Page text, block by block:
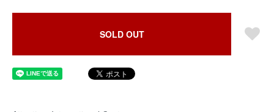
SOLD OUT